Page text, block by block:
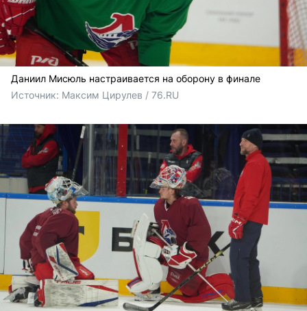
Даниил Мисюль настраивается на оборону в финале
Источник: Максим Цирулев / 76.RU